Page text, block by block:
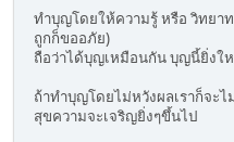
ทำบุญโดยให้ความรู้ หรือ วิทยา
ถูกก็ขออภัย)
ถือว่าได้บุญเหมือนกัน บุญนี้ยิ่ง
ถ้าทำบุญโดยไม่หวังผลเราก็จะ
สุขความจะเจริญยิ่งๆขึ้นไป